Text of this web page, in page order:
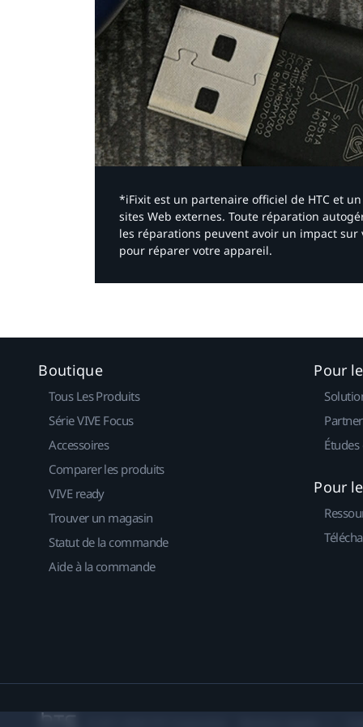
*iFixit est un partenaire officiel de HTC et
sites Web externes. Toute réparation
les réparations peuvent avoir un impact
pour réparer votre appareil.​
Boutique
Tous Les Produits
Série VIVE Focus
Accessoires
Comparer les produits
VIVE ready
Trouver un magasin
Statut de la commande
Aide à la commande
Pour
Études
Pour